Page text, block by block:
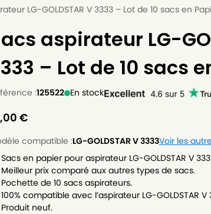
LG-GOLDSTAR V 3333 – Lot de 10 sacs en
aspirateur LG-
– Lot de 10 sacs
:125522 En stock
€
compatible :LG-GOLDSTAR V 3333Voir les
Sacs en papier pour aspirateur LG-GOLDSTAR V
Meilleur prix comparé aux autres types de sacs.
Pochette de 10 sacs aspirateurs.
100% compatible avec l’aspirateur LG-GOLDSTAR V
Produit neuf.